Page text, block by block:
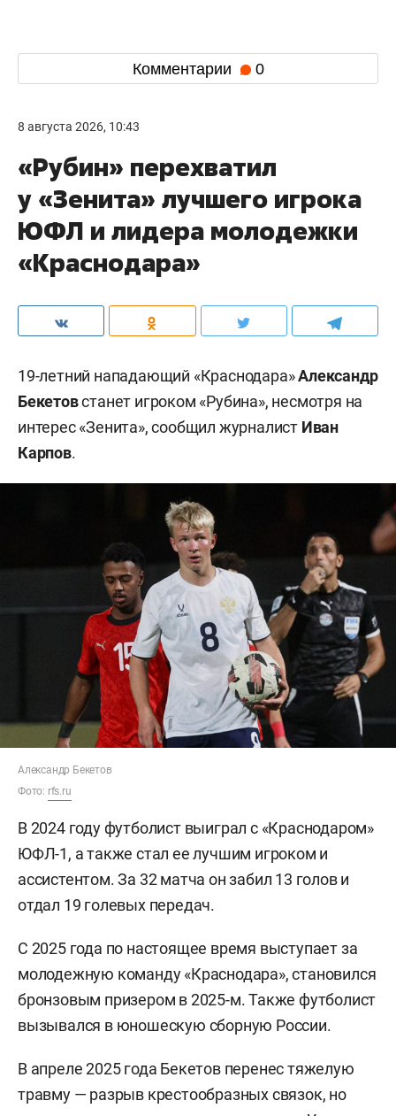
Комментарии 0
8 августа 2026, 10:43
«Рубин» перехватил
у «Зенита» лучшего игрока
ЮФЛ и лидера молодежки
«Краснодара»
19-летний нападающий «Краснодара»Александр
Бекетовстанет игроком «Рубина», несмотря на
интерес «Зенита», сообщил журналист Иван
Карпов.
Александр Бекетов
Фото: rfs.ru
В 2024 году футболист выиграл с «Краснодаром»
ЮФЛ-1, а также стал ее лучшим игроком и
ассистентом. За 32 матча он забил 13 голов и
отдал 19 голевых передач.
С 2025 года по настоящее время выступает за
молодежную команду «Краснодара», становился
бронзовым призером в 2025-м. Также футболист
вызывался в юношескую сборную России.
В апреле 2025 года Бекетов перенес тяжелую
травму — разрыв крестообразных связок, но